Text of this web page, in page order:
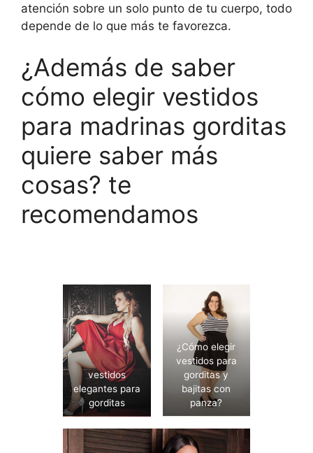
atención sobre un solo punto de tu cuerpo, todo
depende de lo que más te favorezca.
¿Además de saber
cómo elegir vestidos
para madrinas gorditas
quiere saber más
cosas? te
recomendamos
vestidos
elegantes para
gorditas
¿Cómo elegir
vestidos para
gorditas y
bajitas con
panza?